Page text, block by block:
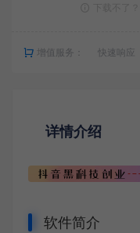
增值服务： 快速响应
详情介绍
软件简介